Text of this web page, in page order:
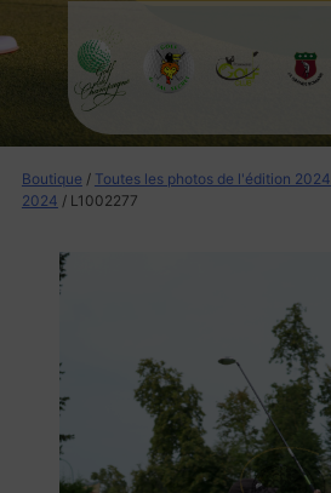
Boutique / Toutes les photos de l'édition 2024
2024 / L1002277